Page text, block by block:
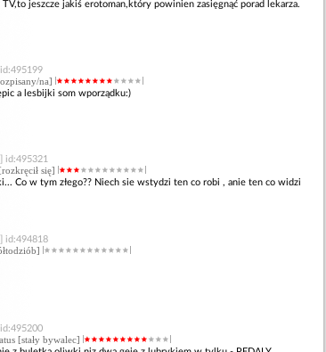
jeszcze jakiś erotoman,który powinien zasięgnąć porad lekarza.
na]
a lesbijki som wporządku:)
id:495321
się]
Co w tym złego?? Niech sie wstydzi ten co robi , anie ten co widzi
id:494818
[stały bywalec]